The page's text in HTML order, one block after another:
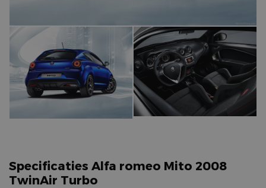
Specificaties Alfa romeo Mito 2008
TwinAir Turbo